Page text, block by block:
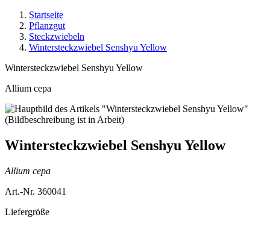
Startseite
Pflanzgut
Steckzwiebeln
Wintersteckzwiebel Senshyu Yellow
Wintersteckzwiebel Senshyu Yellow
Allium cepa
Wintersteckzwiebel Senshyu Yellow
Allium cepa
Art.-Nr. 360041
Liefergröße